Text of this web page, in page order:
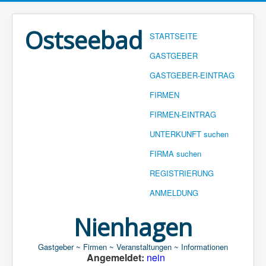
STARTSEITE
GASTGEBER
GASTGEBER-EINTRAG
FIRMEN
FIRMEN-EINTRAG
UNTERKUNFT suchen
FIRMA suchen
REGISTRIERUNG
ANMELDUNG
Ostseebad
Nienhagen
Gastgeber ~ Firmen ~ Veranstaltungen ~ Informationen
Angemeldet: nein